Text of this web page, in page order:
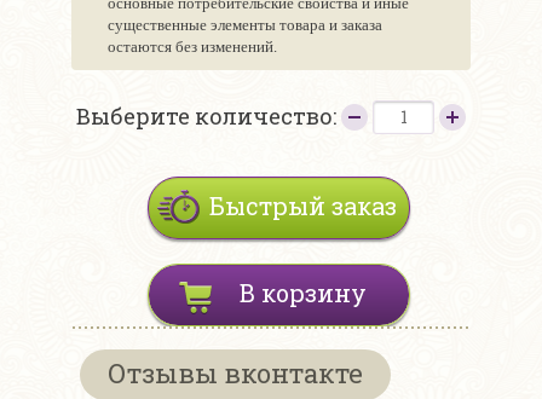
существенные элементы товара и заказа
остаются без изменений.
Выберите количество:
Быстрый заказ
В корзину
Отзывы вконтакте